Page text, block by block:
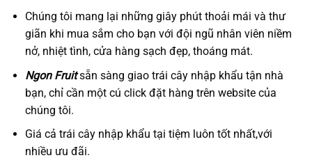
Chúng tôi mang lại những giây phút thoải mái và thư
giãn khi mua sắm cho bạn với đội ngũ nhân viên niềm
nở, nhiệt tình, cửa hàng sạch đẹp, thoáng mát.
Ngon Fruitsẵn sàng giao trái cây nhập khẩu tận nhà
bạn, chỉ cần một cú click đặt hàng trên website của
chúng tôi.
Giá cả trái cây nhập khẩu tại tiệm luôn tốt nhất,với
nhiều ưu đãi.